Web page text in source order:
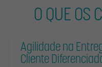
O QUE OS
Agilidade na
Cliente